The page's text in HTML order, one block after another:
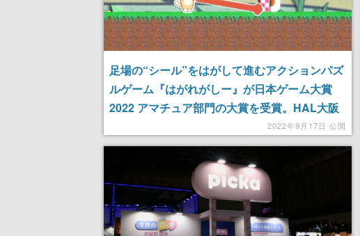
足場の“シール”をはがして進むアクションパズ
ルゲーム『はがれがしー』が日本ゲーム大賞
2022 アマチュア部門の大賞を受賞。HAL大阪
のチーム「サンバルがんばる」が制作2022年9月17日 公開